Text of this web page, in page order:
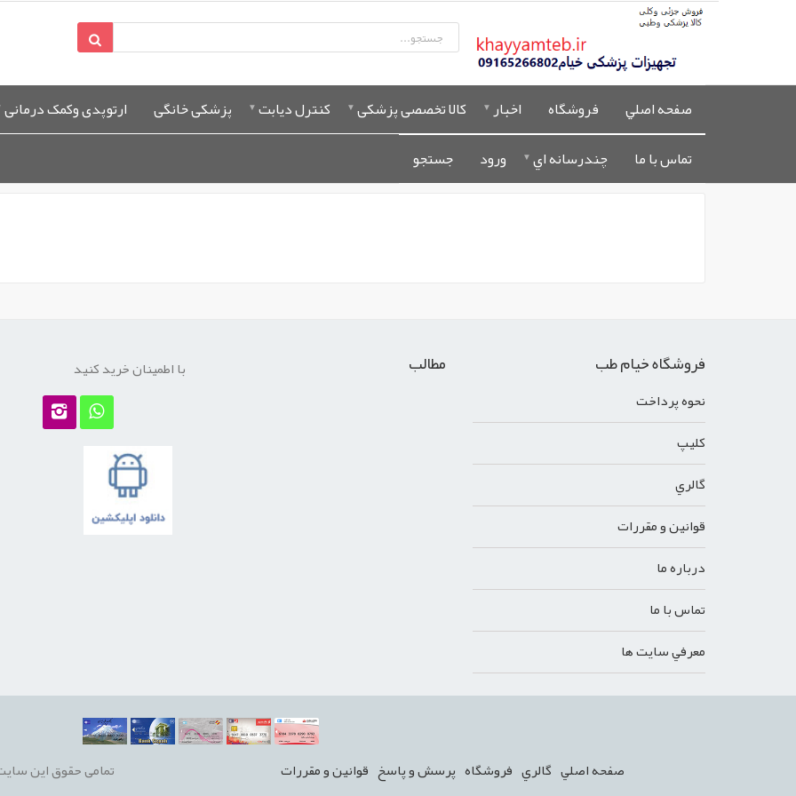
صفحه اصلي فروشگاه اخبار کالا تخصصی پزشکی کنترل دیابت پزشکی خانگی ارتوپدی وکمک درمانی
تماس با ما
چندرسانه اي ورود جستجو
فروشگاه خیام طب
نحوه پرداخت
کليپ
گالري
قوانين و مقررات
درباره ما
تماس با ما
معرفي سايت ها
مطالب با اطمینان خرید کنید
صفحه اصلي گالري فروشگاه پرسش و پاسخ قوانين و مقررات تمامی حقوق این